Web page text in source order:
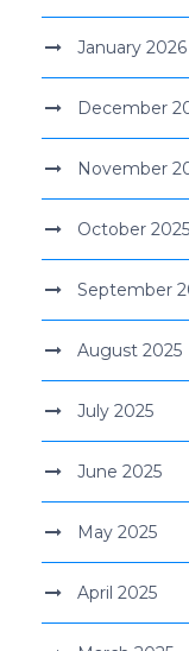
January 2026
December
November
October 2025
September
August 2025
July 2025
June 2025
May 2025
April 2025